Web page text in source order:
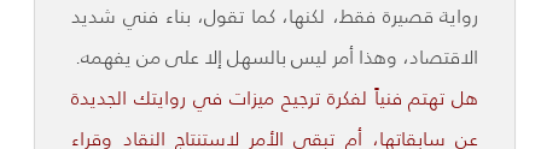
رواية قصيرة فقط، لكنها، كما تقول، بناء فني شديد
الاقتصاد، وهذا أمر ليس بالسهل إلا على من يفهمه.
هل تهتم فنياً لفكرة ترجيح ميزات في روايتك الجديدة
عن سابقاتها، أم تبقي الأمر لاستنتاج النقاد وقراء